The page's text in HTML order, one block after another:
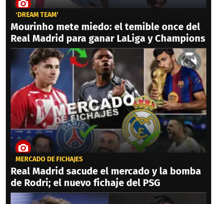
‘DREAM TEAM'
Mourinho mete miedo: el temible once del
Real Madrid para ganar LaLiga y Champions
MERCADO DE FICHAJES
Real Madrid sacude el mercado y la bomba
de Rodri; el nuevo fichaje del PSG